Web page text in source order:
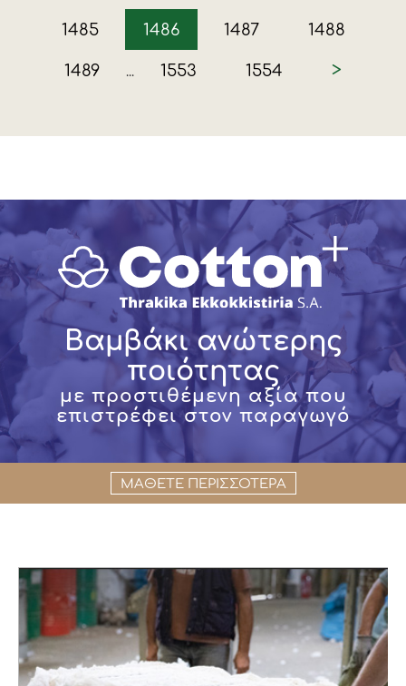
1485 1486 1487 1488
1489 ... 1553 1554 >
Βαμβάκι ανώτερης
ποιότητας
με προστιθέμενη αξία που
επιστρέφει στον παραγωγό
ΜΑΘΕΤΕ ΠΕΡΙΣΣΟΤΕΡΑ